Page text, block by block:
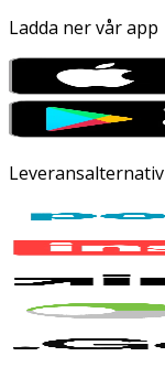
Ladda ner vår app
Leveransalternativ